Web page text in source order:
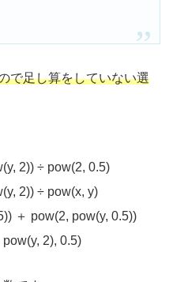
で足し算をしていない選
2)) ÷ pow(2, 0.5)
2)) ÷ pow(x, y)
＋ pow(2, pow(y, 0.5))
pow(y, 2), 0.5)